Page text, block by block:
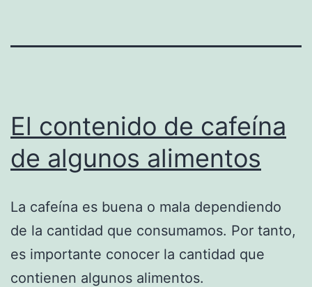
El contenido de cafeína
de algunos alimentos
La cafeína es buena o mala dependiendo
de la cantidad que consumamos. Por tanto,
es importante conocer la cantidad que
contienen algunos alimentos.